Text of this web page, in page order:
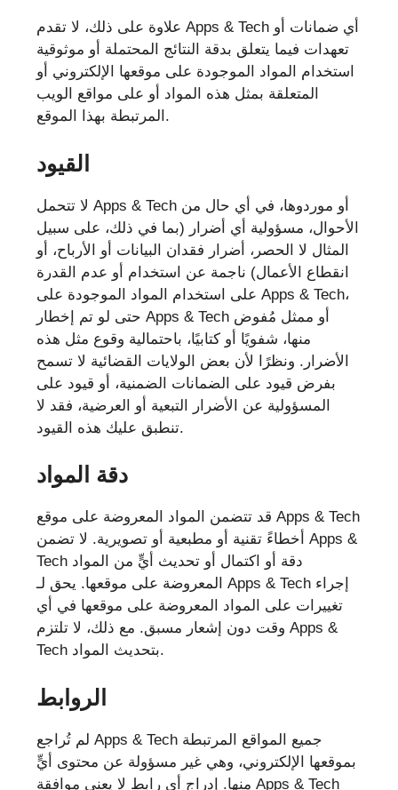
علاوة على ذلك، لا تقدم Apps & Tech أي ضمانات أو
تعهدات فيما يتعلق بدقة النتائج المحتملة أو موثوقية
استخدام المواد الموجودة على موقعها الإلكتروني أو
المتعلقة بمثل هذه المواد أو على مواقع الويب
المرتبطة بهذا الموقع.
القيود
لا تتحمل Apps & Tech أو موردوها، في أي حال من
الأحوال، مسؤولية أي أضرار (بما في ذلك، على سبيل
المثال لا الحصر، أضرار فقدان البيانات أو الأرباح، أو
انقطاع الأعمال) ناجمة عن استخدام أو عدم القدرة
على استخدام المواد الموجودة على Apps & Tech،
حتى لو تم إخطار Apps & Tech أو ممثل مُفوض
منها، شفويًا أو كتابيًا، باحتمالية وقوع مثل هذه
الأضرار. ونظرًا لأن بعض الولايات القضائية لا تسمح
بفرض قيود على الضمانات الضمنية، أو قيود على
المسؤولية عن الأضرار التبعية أو العرضية، فقد لا
تنطبق عليك هذه القيود.
دقة المواد
قد تتضمن المواد المعروضة على موقع Apps & Tech
أخطاءً تقنية أو مطبعية أو تصويرية. لا تضمن Apps &
Tech دقة أو اكتمال أو تحديث أيٍّ من المواد
المعروضة على موقعها. يحق لـ Apps & Tech إجراء
تغييرات على المواد المعروضة على موقعها في أي
وقت دون إشعار مسبق. مع ذلك، لا تلتزم Apps &
Tech بتحديث المواد.
الروابط
لم تُراجع Apps & Tech جميع المواقع المرتبطة
بموقعها الإلكتروني، وهي غير مسؤولة عن محتوى أيٍّ
منها. إدراج أي رابط لا يعني موافقة Apps & Tech